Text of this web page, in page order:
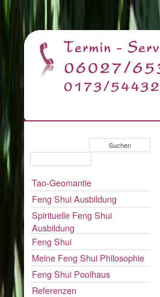
Tao-Geomantie
Feng Shui Ausbildung
Spirituelle Feng Shui
Ausbildung
Feng Shui
Meine Feng Shui Philosophie
Feng Shui Poolhaus
Referenzen